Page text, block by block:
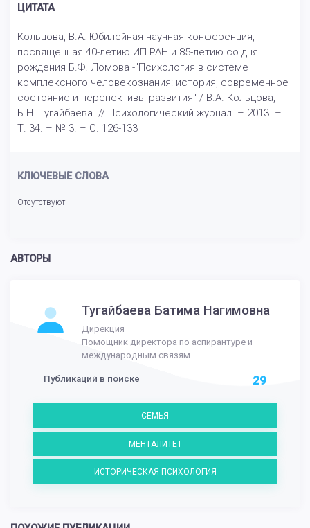
ЦИТАТА
Кольцова, В.А. Юбилейная научная конференция,
посвященная 40-летию ИП РАН и 85-летию со дня
рождения Б.Ф. Ломова -"Психология в системе
комплексного человекознания: история, современное
состояние и перспективы развития" / В.А. Кольцова,
Б.Н. Тугайбаева. // Психологический журнал. – 2013. –
Т. 34. – № 3. – С. 126-133
КЛЮЧЕВЫЕ СЛОВА
Отсутствуют
АВТОРЫ
Тугайбаева Батима Нагимовна
Дирекция
Помощник директора по аспирантуре и
международным связям
Публикаций в поиске 29
СЕМЬЯ
МЕНТАЛИТЕТ
ИСТОРИЧЕСКАЯ ПСИХОЛОГИЯ